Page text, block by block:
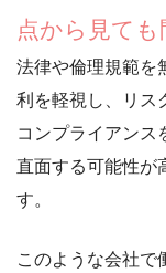
点から見ても
法律や倫理規範を
利を軽視し、リス
コンプライアンス
直面する可能性が
す。
このような会社で